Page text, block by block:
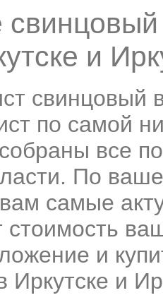
и
свинцовый
по самой
все
По
самые
стоимость
и
Иркутске и